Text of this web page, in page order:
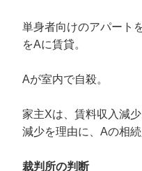
単身者向けのアパート
をAに賃貸。
Aが室内で自殺。
家主Xは、賃料収入減
減少を理由に、Aの相
裁判所の判断